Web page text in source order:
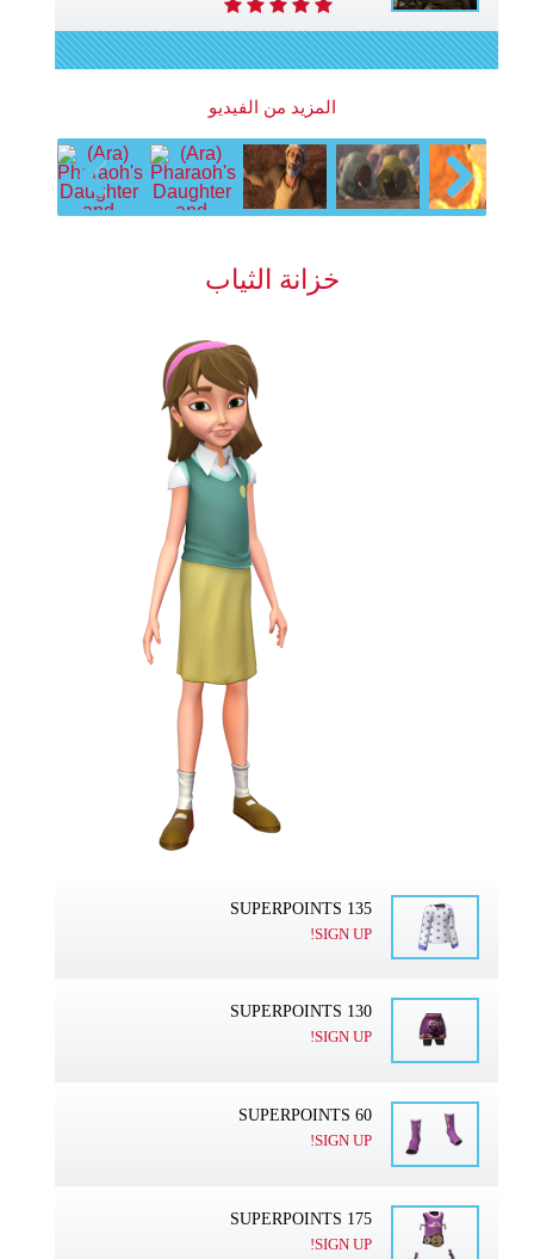
المزيد من الفيديو
Previous Next
خزانة الثياب
135 SUPERPOINTS
SIGN UP!
130 SUPERPOINTS
SIGN UP!
60 SUPERPOINTS
SIGN UP!
175 SUPERPOINTS
SIGN UP!